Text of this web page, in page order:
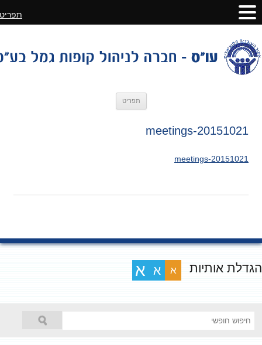
תפריט
20151021-meetings
20151021-meetings
אותיות א א א
תפריט